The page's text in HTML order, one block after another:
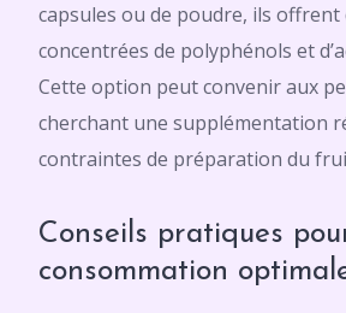
capsules ou de poudre, ils offrent
concentrées de polyphénols et
Cette option peut convenir aux
cherchant une supplémentation
contraintes de préparation du
Conseils pratiques
consommation